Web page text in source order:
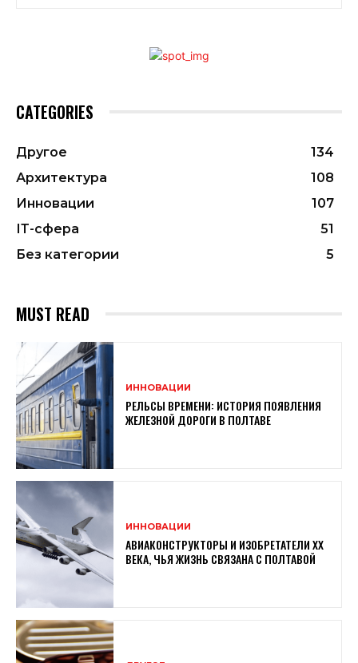
CATEGORIES
Другое
134
Архитектура
108
Инновации
107
ІТ-сфера
51
Без категории
5
MUST READ
ИННОВАЦИИ
РЕЛЬСЫ ВРЕМЕНИ: ИСТОРИЯ ПОЯВЛЕНИЯ
ЖЕЛЕЗНОЙ ДОРОГИ В ПОЛТАВЕ
ИННОВАЦИИ
АВИАКОНСТРУКТОРЫ И ИЗОБРЕТАТЕЛИ XX
ВЕКА, ЧЬЯ ЖИЗНЬ СВЯЗАНА С ПОЛТАВОЙ